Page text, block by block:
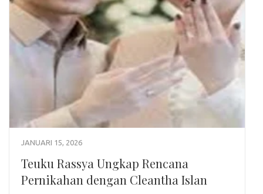
JANUARI 15, 2026
Teuku Rassya Ungkap Rencana
Pernikahan dengan Cleantha Islan